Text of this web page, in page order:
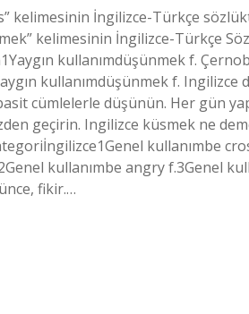
kelimesinin İngilizce-Türkçe
kelimesinin İngilizce-Türkçe
kullanımdüşünmek f.
kullanımdüşünmek f. Ingilizce
cümlelerle düşünün. Her gün
geçirin. Ingilizce küsmek ne
kullanımbe
kullanımbe angry f.3Genel
fikir.…